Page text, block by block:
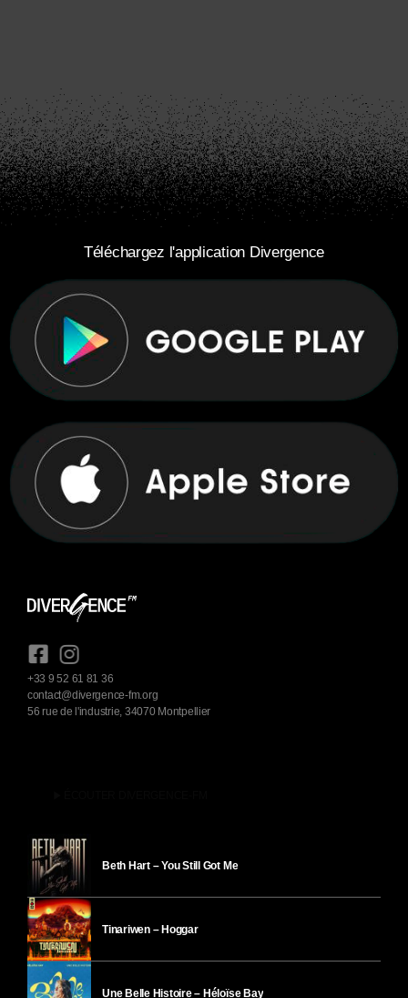
Téléchargez l'application Divergence
+33 9 52 61 81 36
contact@divergence-fm.org
56 rue de l'industrie, 34070 Montpellier
Beth Hart – You Still Got Me
Tinariwen – Hoggar
Une Belle Histoire – Héloïse Bay